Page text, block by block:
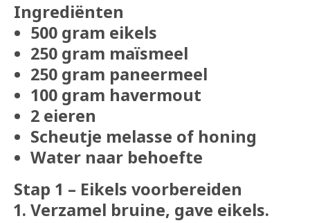
Ingrediënten
500 gram eikels
250 gram maïsmeel
250 gram paneermeel
100 gram havermout
2 eieren
Scheutje melasse of honing
Water naar behoefte
Stap 1 – Eikels voorbereiden
Verzamel bruine, gave eikels.